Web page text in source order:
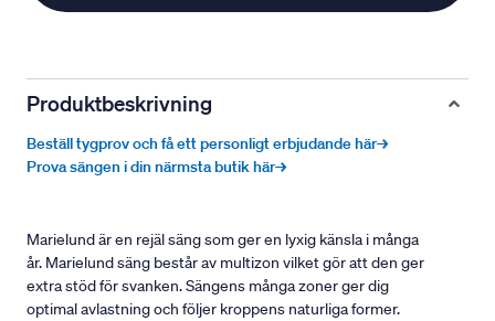
Produktbeskrivning
Beställ tygprov och få ett personligt erbjudande här→
Prova sängen i din närmsta butik här→
Marielund är en rejäl säng som ger en lyxig känsla i många
år. Marielund säng består av multizon vilket gör att den ger
extra stöd för svanken. Sängens många zoner ger dig
optimal avlastning och följer kroppens naturliga former.